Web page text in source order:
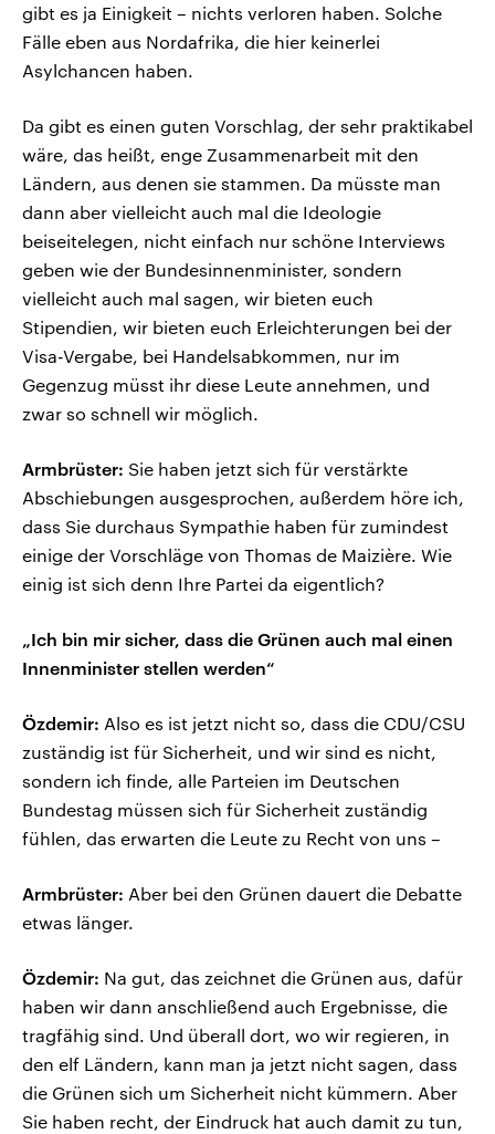
gibt es ja Einigkeit – nichts verloren haben. Solche
Fälle eben aus Nordafrika, die hier keinerlei
Asylchancen haben.
Da gibt es einen guten Vorschlag, der sehr praktikabel
wäre, das heißt, enge Zusammenarbeit mit den
Ländern, aus denen sie stammen. Da müsste man
dann aber vielleicht auch mal die Ideologie
beiseitelegen, nicht einfach nur schöne Interviews
geben wie der Bundesinnenminister, sondern
vielleicht auch mal sagen, wir bieten euch
Stipendien, wir bieten euch Erleichterungen bei der
Visa-Vergabe, bei Handelsabkommen, nur im
Gegenzug müsst ihr diese Leute annehmen, und
zwar so schnell wir möglich.
Armbrüster: Sie haben jetzt sich für verstärkte
Abschiebungen ausgesprochen, außerdem höre ich,
dass Sie durchaus Sympathie haben für zumindest
einige der Vorschläge von Thomas de Maizière. Wie
einig ist sich denn Ihre Partei da eigentlich?
„Ich bin mir sicher, dass die Grünen auch mal einen
Innenminister stellen werden“
Özdemir: Also es ist jetzt nicht so, dass die CDU/CSU
zuständig ist für Sicherheit, und wir sind es nicht,
sondern ich finde, alle Parteien im Deutschen
Bundestag müssen sich für Sicherheit zuständig
fühlen, das erwarten die Leute zu Recht von uns –
Armbrüster: Aber bei den Grünen dauert die Debatte
etwas länger.
Özdemir: Na gut, das zeichnet die Grünen aus, dafür
haben wir dann anschließend auch Ergebnisse, die
tragfähig sind. Und überall dort, wo wir regieren, in
den elf Ländern, kann man ja jetzt nicht sagen, dass
die Grünen sich um Sicherheit nicht kümmern. Aber
Sie haben recht, der Eindruck hat auch damit zu tun,